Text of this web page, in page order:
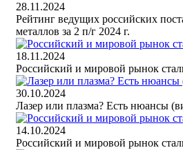
28.11.2024
Рейтинг ведущих российских
металлов за 2 п/г 2024 г.
18.11.2024
Российский и мировой рынок
30.10.2024
Лазер или плазма? Есть нюансы
14.10.2024
Российский и мировой рынок